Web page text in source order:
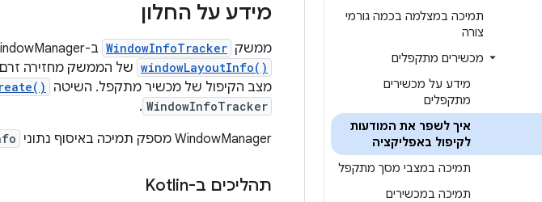
תמיכה במצלמה בכמה גורמי
צורה
מכשירים מתקפלים
מידע על מכשירים
מתקפלים
איך לשפר את המודעות
לקיפול באפליקציה
תמיכה במצבי מסך מתקפל
תמיכה במכשירים
מידע על החלון
ממשק WindowInfoTracker ב-Jetpack WindowManager חושף מידע על פריסת החלון. השיטה
windowLayoutInfo() של הממשק מחזירה זרם
מצב הקיפול של מכשיר מתקפל. השיטה
WindowInfoTracker
.
‫WindowManager מספק תמיכה באיסוף נתוני
תהליכים ב-Kotlin